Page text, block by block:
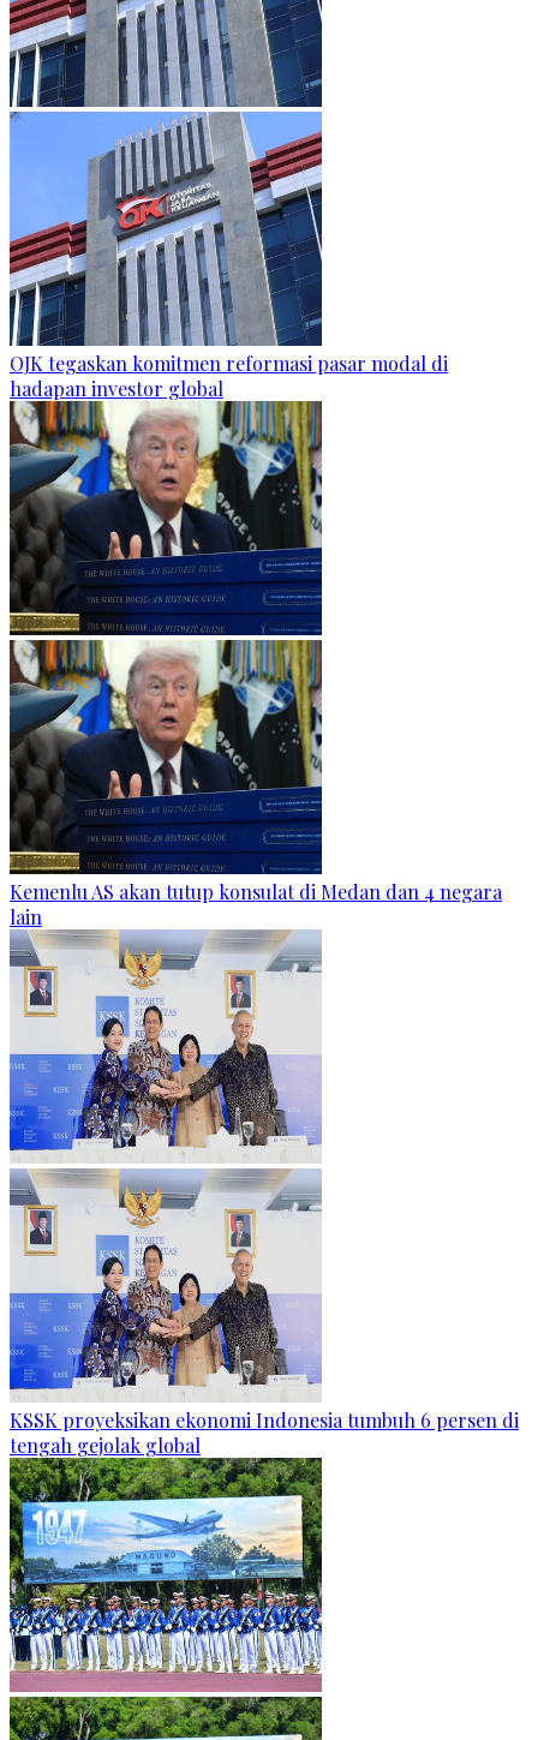
OJK tegaskan komitmen reformasi pasar modal di
hadapan investor global
Kemenlu AS akan tutup konsulat di Medan dan 4 negara
lain
KSSK proyeksikan ekonomi Indonesia tumbuh 6 persen di
tengah gejolak global